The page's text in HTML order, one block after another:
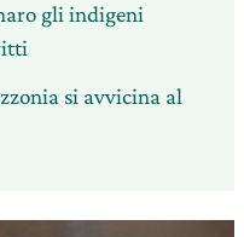
gli indigeni
si avvicina al